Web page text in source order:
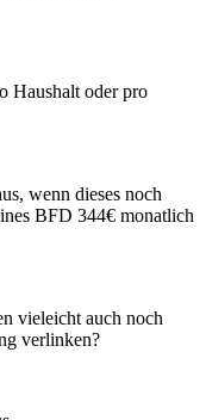
Haushalt oder pro
wenn dieses noch
BFD 344€ monatlich
vieleicht auch noch
verlinken?